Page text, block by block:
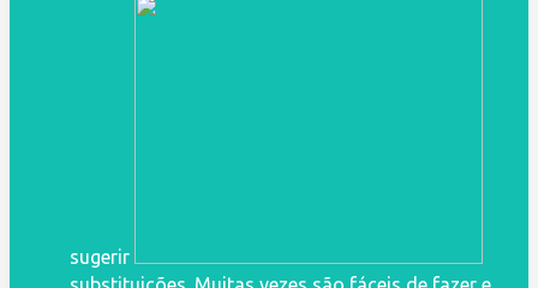
sugerir